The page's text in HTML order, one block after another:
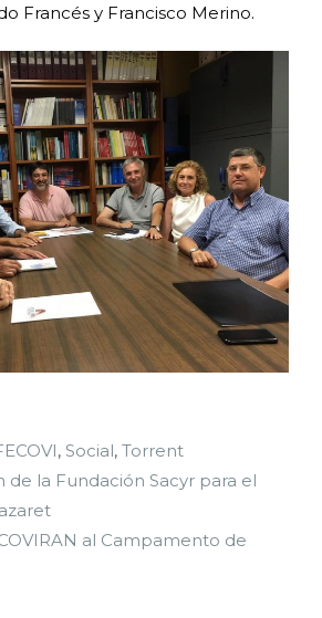
Francés y Francisco Merino.
, Social, Torrent
de la Fundación Sacyr para el
al Campamento de